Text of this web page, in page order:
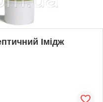
Імідж